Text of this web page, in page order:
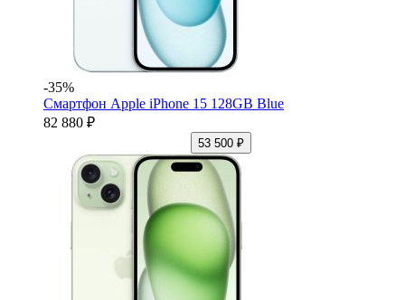
-35%
Смартфон Apple iPhone 15 128GB Blue
82 880 ₽
53 500 ₽